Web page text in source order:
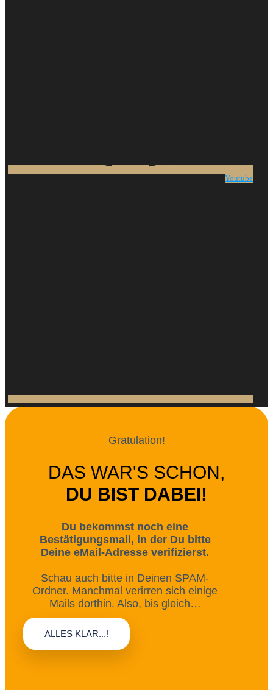
Youtube
Gratulation!
DAS WAR'S SCHON,
DU BIST DABEI!
Du bekommst noch eine
Bestätigungsmail, in der Du bitte
Deine eMail-Adresse verifizierst.
Schau auch bitte in Deinen SPAM-
Ordner. Manchmal verirren sich einige
Mails dorthin. Also, bis gleich…
ALLES KLAR...!